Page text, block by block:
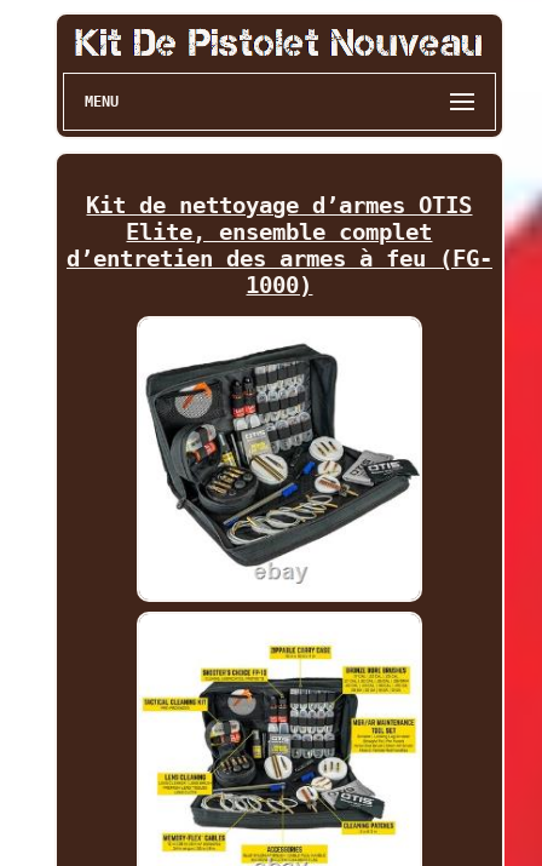
MENU
Kit de nettoyage d’armes OTIS
Elite, ensemble complet
d’entretien des armes à feu (FG-
1000)